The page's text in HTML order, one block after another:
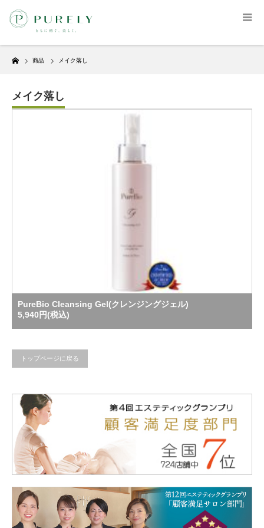
Home
商品 メイク落し
メイク落し
PureBio Cleansing Gel(クレンジングジェル)
5,940円(税込)
トップページに戻る